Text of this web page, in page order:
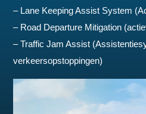
– Lane Keeping Assist System
– Road Departure Mitigation
– Traffic Jam Assist
verkeersopstoppingen)